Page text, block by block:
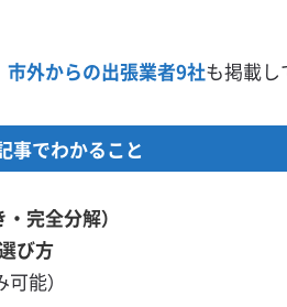
市外からの出張業者9社も掲載し
事でわかること
完全分解）
び方
能）